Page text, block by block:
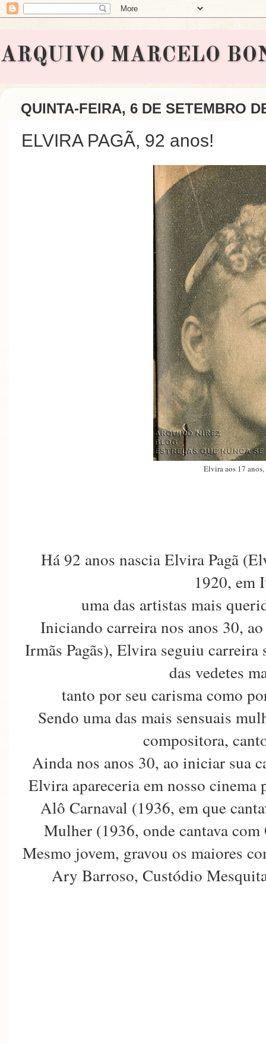
ARQUIVO MARCELO
QUINTA-FEIRA, 6 DE SETEMBRO
ELVIRA PAGÃ, 92 anos!
Elvira aos 17
Há 92 anos nascia Elvira Pagã
1920, em
uma das artistas mais
Iniciando carreira nos anos 30,
Irmãs Pagãs), Elvira seguiu
das vedetes
tanto por seu carisma como
Sendo uma das mais sensuais
compositora,
Ainda nos anos 30, ao iniciar sua
Elvira apareceria em nosso
Alô Carnaval (1936, em que
Mulher (1936, onde cantava
Mesmo jovem, gravou os maiores
Ary Barroso, Custódio